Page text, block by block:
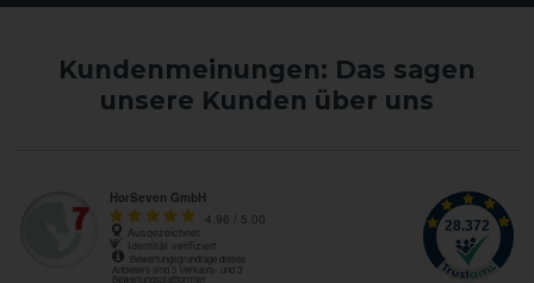
Kundenmeinungen: Das sagen
unsere Kunden über uns